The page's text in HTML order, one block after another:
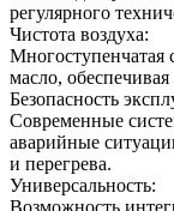
регулярного
Чистота воздуха:
Многоступенчатая
масло,
Безопасность
Современные
аварийные
и перегрева.
Универсальность:
Возможность